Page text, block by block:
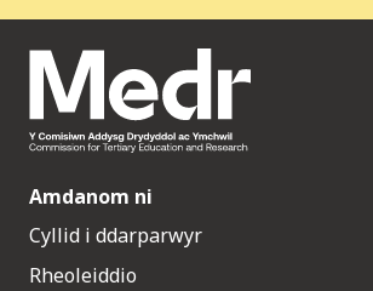
Amdanom ni
Cyllid i ddarparwyr
Rheoleiddio